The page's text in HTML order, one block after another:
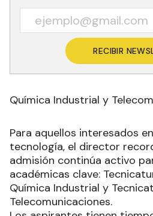
RECIBIR
Química Industrial y
Para aquellos interesados
tecnología, el director
admisión continúa activo
académicas clave:
Química Industrial y
Telecomunicaciones.